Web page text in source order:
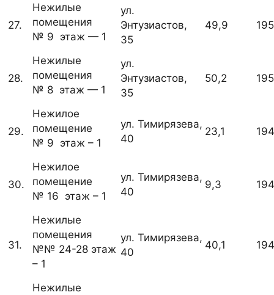
27.
Нежилые
помещения
№ 9 этаж — 1
ул.
Энтузиастов,
35
49,9
28.
Нежилые
помещения
№ 8 этаж — 1
ул.
Энтузиастов,
35
50,2
29.
Нежилое
помещение
№ 9 этаж – 1
ул. Тимирязева,
40
23,1
30.
Нежилое
помещение
№ 16 этаж – 1
ул. Тимирязева,
40
9,3
31.
Нежилые
помещения
№№ 24-28 этаж
– 1
ул. Тимирязева,
40
40,1
Нежилые